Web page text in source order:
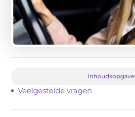
Inhoudsopgave
Veelgestelde vragen